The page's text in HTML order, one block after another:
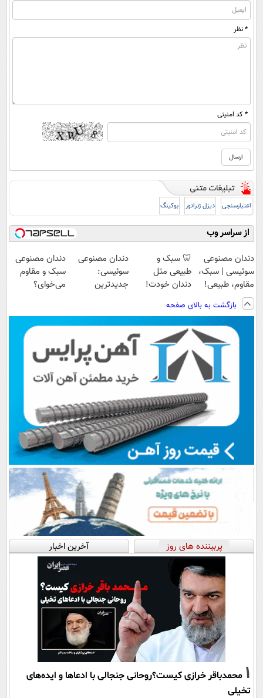
* نظر
* کد امنیتی
اعتبارسنجی دیزل ژنراتور بوکینگ
از سراسر وب
دندان مصنوعی
سوئیسی | سبک،
مقاوم، طبیعی!
ویزیت
رایگان+پرداخت
اقساطی😍
🦷 سبک و
طبیعی مثل
دندان خودت!
پرداخت اقساطی
💳 📍 تهران
دندان مصنوعی
سوئیسی:
جدیدترین
پرداخت قسطی
دندان مصنوعی
سبک و مقاوم
می‌خوای؟
📍تهران
بازگشت به بالای صفحه
پربیننده های روز آخرین اخبار
1 محمدباقر خرازی کیست؟روحانی جنجالی با ادعاها و ایده‌های
تخیلی